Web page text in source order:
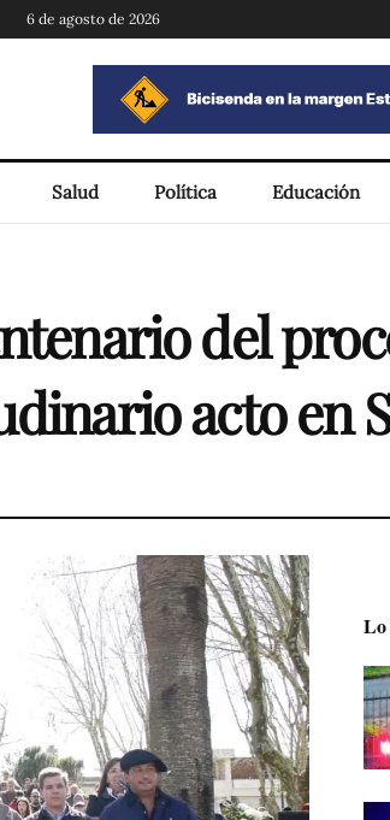
6 de agosto de 2026
Salud Política Educación
del
acto en
Lo